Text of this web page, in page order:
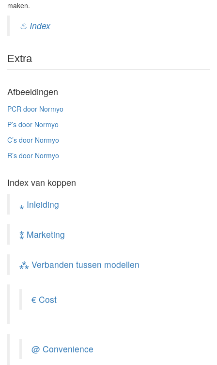
maken.
♨ Index
Extra
Afbeeldingen
PCR door Normyo
P’s door Normyo
C’s door Normyo
R’s door Normyo
Index van koppen
⁎ Inleiding
⁑ Marketing
⁂ Verbanden tussen modellen
€ Cost
@ Convenience